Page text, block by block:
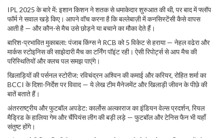
IPL 2025 के बारे में: इशान किशन ने शतक से धमाकेदार शुरुआत की थी, पर बाद में फ्लॉप
फॉर्म ने सवाल खड़े किए। आपने वॉच करना है कि बल्लेबाज़ी में कनसिस्टेंसी कैसे वापस
आती है — और कौन-से मैच उसे छोड़ने या बचाने का मौका देते हैं।
बारिश-प्रभावित मुकाबला: पंजाब किंग्स ने RCB को 5 विकेट से हराया — नेहल वढेरा और
मार्कस स्टोइनिस की साझेदारी मैच का टर्निंग पॉइंट रही। ऐसी रिपोर्ट्स से आप मैच की
परिस्थितियों और क्लच पल समझ पाएंगे।
खिलाड़ियों की पर्सनल स्टोरीज: रविचंद्रन अश्विन की कमाई और करियर, रोहित शर्मा का
BCCI के दिशा-निर्देश पर विवाद — ये लेख टीम मैनेजमेंट और खिलाड़ी जीवन के पीछे की
बातें बताते हैं।
अंतरराष्ट्रीय और फुटबॉल अपडेट: कार्लोस अल्काराज का इंडियन वेल्स प्रदर्शन, रियल
मैड्रिड के हालिया गेम और चैंपियंस लीग की बड़ी लड़े — फुटबॉल और टेनिस फैन भी यहाँ
संतुष्ट होंगे।